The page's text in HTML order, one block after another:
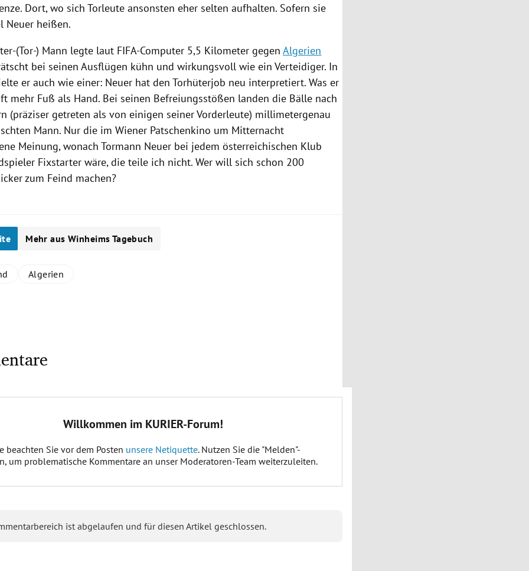
Dort, wo sich Torleute ansonsten eher selten aufhalten. Sofern sie
Neuer heißen.
(Tor-) Mann legte laut FIFA-Computer 5,5 Kilometer gegenAlgerien
bei seinen Ausflügen kühn und wirkungsvoll wie ein Verteidiger. In
er auch wie einer: Neuer hat den Torhüterjob neu interpretiert. Was er
mehr Fuß als Hand. Bei seinen Befreiungsstößen landen die Bälle nach
(präziser getreten als von einigen seiner Vorderleute) millimetergenau
Mann. Nur die im Wiener Patschenkino um Mitternacht
Meinung, wonach Tormann Neuer bei jedem österreichischen Klub
Fixstarter wäre, die teile ich nicht. Wer will sich schon 200
zum Feind machen?
Mehr aus Winheims Tagebuch
Algerien